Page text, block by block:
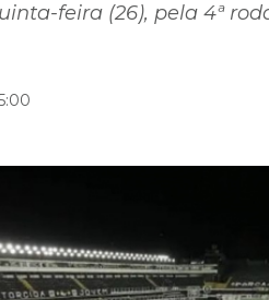
feira (26), pela 4ª